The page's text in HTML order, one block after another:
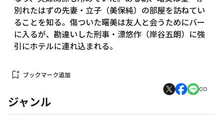
別れたはずの先妻・立子（美保純）の部屋を訪ねてい
ることを知る。傷ついた曙美は友人と会うためにバー
に入るが、勘違いした刑事・漂悠作（岸谷五朗）に強
引にホテルに連れ込まれる。
bookmark_add ブックマーク追加
ジャンル